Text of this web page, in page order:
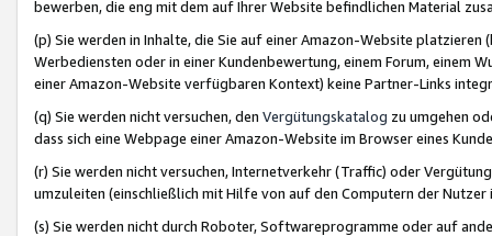
bewerben, die eng mit dem auf Ihrer Website befindlichen Material
(p) Sie werden in Inhalte, die Sie auf einer Amazon-Website
Werbediensten oder in einer Kundenbewertung, einem Forum, einem
einer Amazon-Website verfügbaren Kontext) keine Partner-Links
(q) Sie werden nicht versuchen, den Vergütungskatalog zu umgehen
dass sich eine Webpage einer Amazon-Website im Browser eines
(r) Sie werden nicht versuchen, Internetverkehr (Traffic) oder
umzuleiten (einschließlich mit Hilfe von auf den Computern der
(s) Sie werden nicht durch Roboter, Softwareprogramme oder auf